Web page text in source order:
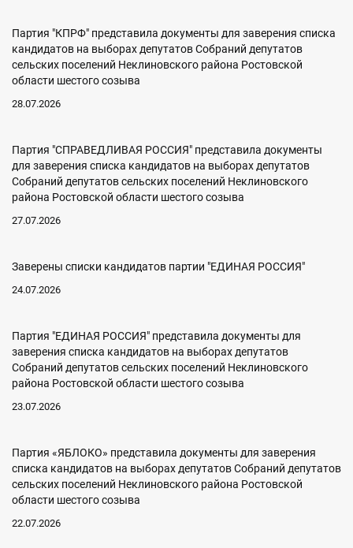
Партия "КПРФ" представила документы для заверения списка
кандидатов на выборах депутатов Собраний депутатов
сельских поселений Неклиновского района Ростовской
области шестого созыва
28.07.2026
Партия "СПРАВЕДЛИВАЯ РОССИЯ" представила документы
для заверения списка кандидатов на выборах депутатов
Собраний депутатов сельских поселений Неклиновского
района Ростовской области шестого созыва
27.07.2026
Заверены списки кандидатов партии "ЕДИНАЯ РОССИЯ"
24.07.2026
Партия "ЕДИНАЯ РОССИЯ" представила документы для
заверения списка кандидатов на выборах депутатов
Собраний депутатов сельских поселений Неклиновского
района Ростовской области шестого созыва
23.07.2026
Партия «ЯБЛОКО» представила документы для заверения
списка кандидатов на выборах депутатов Собраний депутатов
сельских поселений Неклиновского района Ростовской
области шестого созыва
22.07.2026